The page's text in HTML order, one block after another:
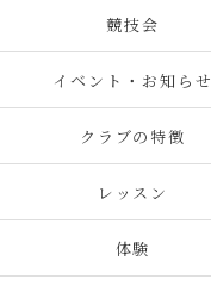
競技会
イベント・お知らせ
クラブの特徴
レッスン
体験